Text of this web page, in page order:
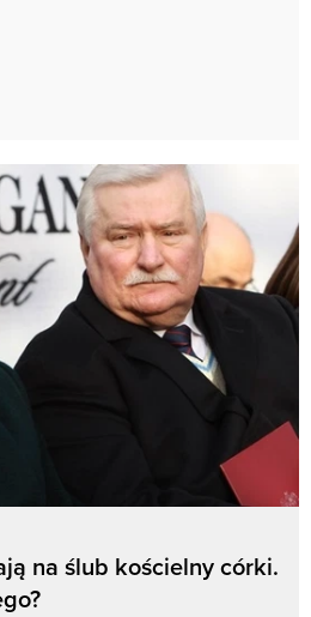
na ślub kościelny córki.